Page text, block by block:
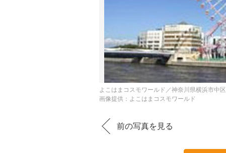
よこはまコスモワールド／神奈川県横浜市中区
画像提供：よこはまコスモワールド
前の写真を見る